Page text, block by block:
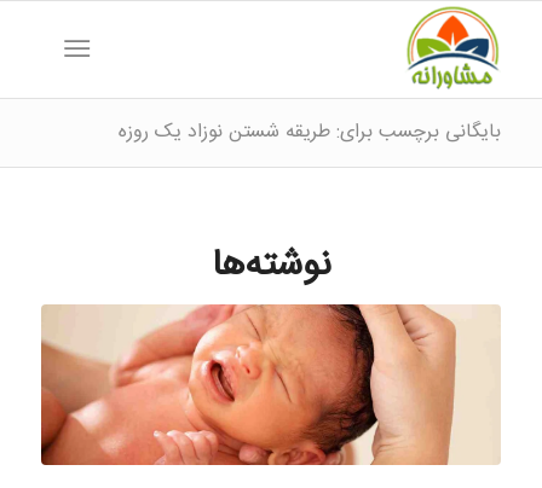
بایگانی برچسب برای: طریقه شستن نوزاد یک روزه
نوشته‌ها